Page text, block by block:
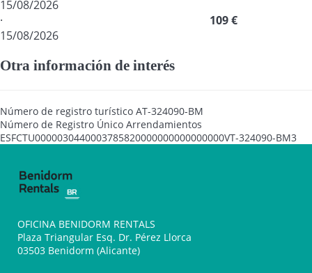
15/08/2026
·
15/08/2026
109 €
Otra información de interés
Número de registro turístico AT-324090-BM
Número de Registro Único Arrendamientos
ESFCTU0000030440003785820000000000000000VT-324090-BM3
OFICINA BENIDORM RENTALS
Plaza Triangular Esq. Dr. Pérez Llorca
03503 Benidorm (Alicante)